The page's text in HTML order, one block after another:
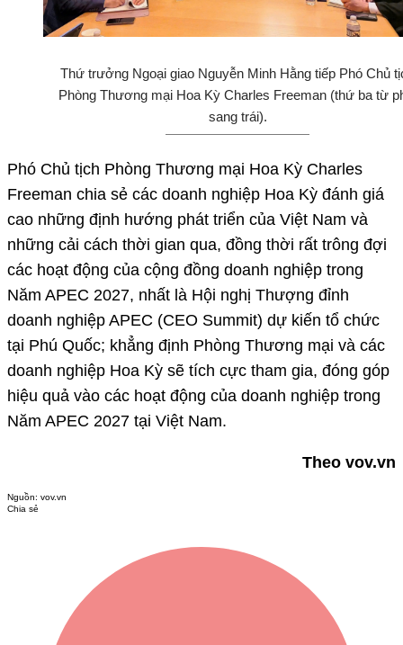
Thứ trưởng Ngoại giao Nguyễn Minh Hằng tiếp Phó Chủ
Phòng Thương mại Hoa Kỳ Charles Freeman (thứ ba từ
sang trái).
Phó Chủ tịch Phòng Thương mại Hoa Kỳ Charles
Freeman chia sẻ các doanh nghiệp Hoa Kỳ đánh giá
cao những định hướng phát triển của Việt Nam và
những cải cách thời gian qua, đồng thời rất trông đợi
các hoạt động của cộng đồng doanh nghiệp trong
Năm APEC 2027, nhất là Hội nghị Thượng đỉnh
doanh nghiệp APEC (CEO Summit) dự kiến tổ chức
tại Phú Quốc; khẳng định Phòng Thương mại và các
doanh nghiệp Hoa Kỳ sẽ tích cực tham gia, đóng góp
hiệu quả vào các hoạt động của doanh nghiệp trong
Năm APEC 2027 tại Việt Nam.
Theo vov.vn
Nguồn: vov.vn
Chia sẻ